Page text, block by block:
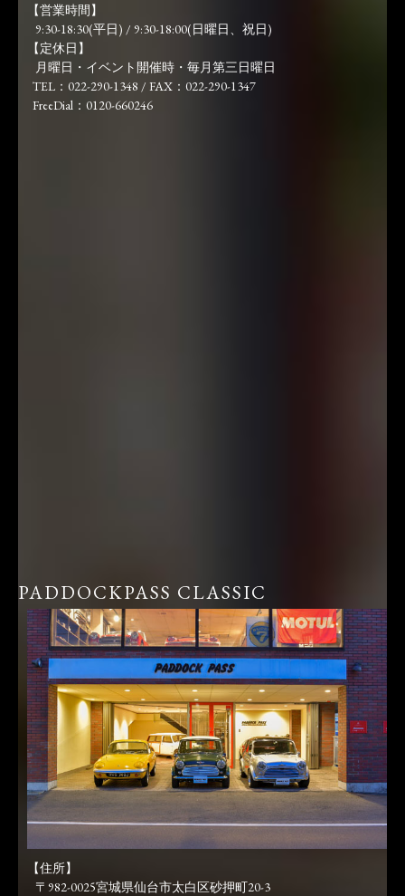
【営業時間】
9:30-18:30(平日) / 9:30-18:00(日曜日、祝日)
【定休日】
月曜日・イベント開催時・毎月第三日曜日
TEL：022-290-1348 / FAX：022-290-1347
FreeDial：0120-660246
PADDOCKPASS CLASSIC
【住所】
〒982-0025宮城県仙台市太白区砂押町20-3